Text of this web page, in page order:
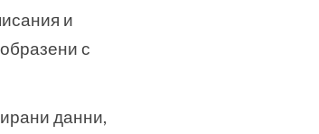
и
с
данни,